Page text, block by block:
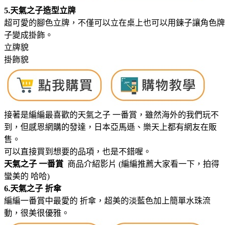
5.天氣之子造型立牌
超可愛的腳色立牌，不僅可以立在桌上也可以用鍊子讓角色牌
子變成掛飾。
立牌貌
掛飾貌
接著是編編最喜歡的天氣之子 一番賞，雖然海外的我們玩不
到，但感恩網購的發達，日本亞馬遜、樂天上都有網友在販
售。
可以直接買到想要的品項，也是不錯喔。
天氣之子 一番賞 商品介紹影片 (編編推薦大家看一下，拍得
蠻美的 哈哈)
6.天氣之子 折傘
編編一番賞中最愛的 折傘，超美的淡藍色加上簡單水珠流
動，很美很優雅。